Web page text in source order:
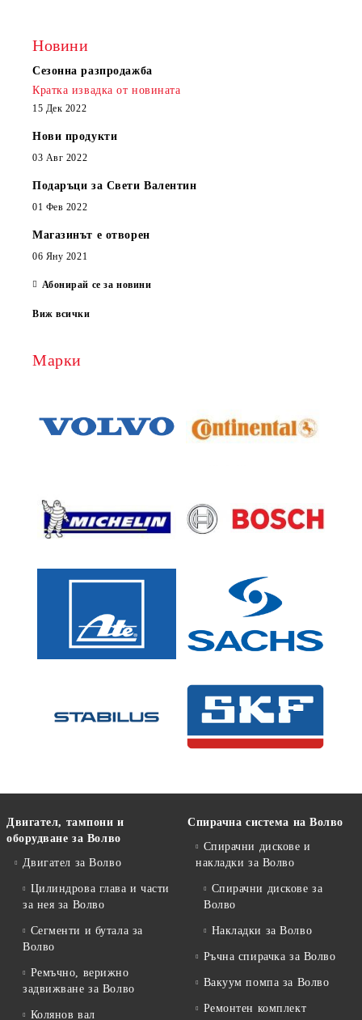
Новини
Сезонна разпродажба
Кратка извадка от новината
15 Дек 2022
Нови продукти
03 Авг 2022
Подаръци за Свети Валентин
01 Фев 2022
Магазинът е отворен
06 Яну 2021
Абонирай се за новини
Виж всички
Марки
Двигател, тампони и
оборудване за Волво
Двигател за Волво
Цилиндрова глава и части
за нея за Волво
Сегменти и бутала за
Волво
Ремъчно, верижно
задвижване за Волво
Колянов вал
Спирачна система на Волво
Спирачни дискове и
накладки за Волво
Спирачни дискове за
Волво
Накладки за Волво
Ръчна спирачка за Волво
Вакуум помпа за Волво
Ремонтен комплект